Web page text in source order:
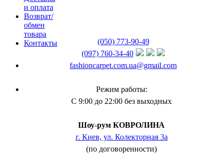
и оплата
Возврат/
обмен
товара
Контакты
(050) 773-90-49
(097) 760-34-40
fashioncarpet.com.ua@gmail.com
Режим работы:
С 9:00 до 22:00 без выходных
Шоу-рум КОВРОЛИНА
г. Киев, ул. Колекторная 3а
(по договоренности)